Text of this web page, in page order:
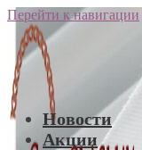
Перейти к навигации
Новости
Акции